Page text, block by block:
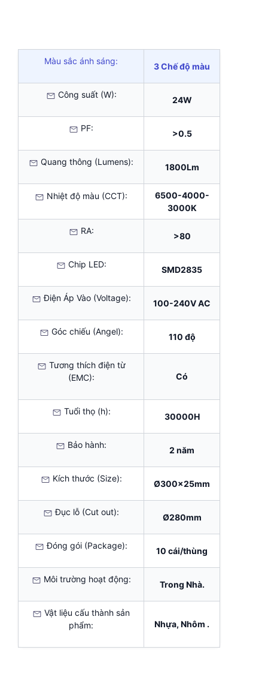
Màu sắc ánh sáng:
3 Chế độ màu
Công suất (W):
24W
PF:
>0.5
Quang thông (Lumens):
1800Lm
Nhiệt độ màu (CCT):
6500-4000-
3000K
RA:
>80
Chip LED:
SMD2835
Điện Áp Vào (Voltage):
100-240V AC
Góc chiếu (Angel):
110 độ
Tương thích điện từ
(EMC):
Có
Tuổi thọ (h):
30000H
Bảo hành:
2 năm
Kích thước (Size):
Ø300x25mm
Đục lỗ (Cut out):
Ø280mm
Đóng gói (Package):
10 cái/thùng
Môi trường hoạt động:
Trong Nhà.
Vật liệu cấu thành sản
phẩm:
Nhựa, Nhôm .